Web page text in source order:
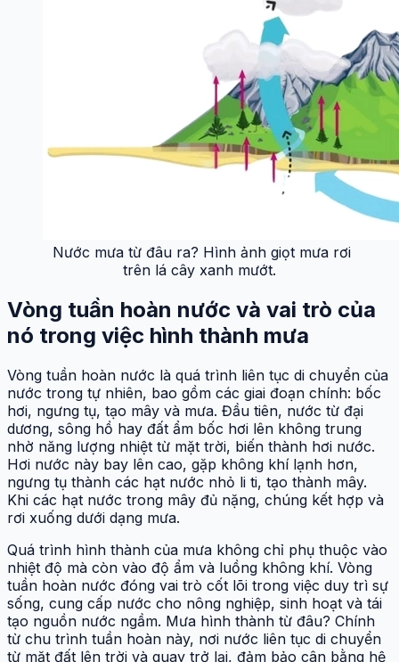
Nước mưa từ đâu ra? Hình ảnh giọt mưa rơi
trên lá cây xanh mướt.
Vòng tuần hoàn nước và vai trò của
nó trong việc hình thành mưa
Vòng tuần hoàn nước là quá trình liên tục di chuyển của
nước trong tự nhiên, bao gồm các giai đoạn chính: bốc
hơi, ngưng tụ, tạo mây và mưa. Đầu tiên, nước từ đại
dương, sông hồ hay đất ẩm bốc hơi lên không trung
nhờ năng lượng nhiệt từ mặt trời, biến thành hơi nước.
Hơi nước này bay lên cao, gặp không khí lạnh hơn,
ngưng tụ thành các hạt nước nhỏ li ti, tạo thành mây.
Khi các hạt nước trong mây đủ nặng, chúng kết hợp và
rơi xuống dưới dạng mưa.
Quá trình hình thành của mưa không chỉ phụ thuộc vào
nhiệt độ mà còn vào độ ẩm và luồng không khí. Vòng
tuần hoàn nước đóng vai trò cốt lõi trong việc duy trì sự
sống, cung cấp nước cho nông nghiệp, sinh hoạt và tái
tạo nguồn nước ngầm. Mưa hình thành từ đâu? Chính
từ chu trình tuần hoàn này, nơi nước liên tục di chuyển
từ mặt đất lên trời và quay trở lại, đảm bảo cân bằng hệ